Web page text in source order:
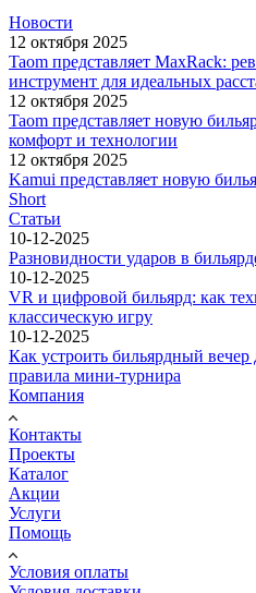
Новости
12 октября 2025
Taom представляет MaxRack:
инструмент для идеальных
12 октября 2025
Taom представляет новую
комфорт и технологии
12 октября 2025
Kamui представляет новую
Short
Статьи
10-12-2025
Разновидности ударов в
10-12-2025
VR и цифровой бильярд: как
классическую игру
10-12-2025
Как устроить бильярдный
правила мини-турнира
Компания
Контакты
Проекты
Каталог
Акции
Услуги
Помощь
Условия оплаты